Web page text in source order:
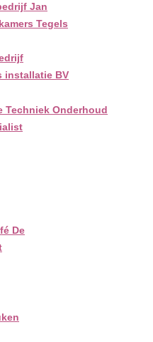
Jan
Tegels
installatie BV
Techniek Onderhoud
De